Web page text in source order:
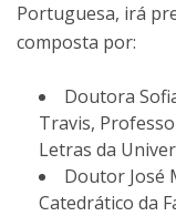
Portuguesa, irá
composta por:
Doutora
Travis,
Letras da
Doutor José
Catedrático da